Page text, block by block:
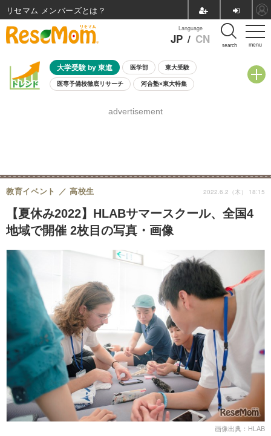
menu
Language
JP / CN search
大学受験 by 東進 医学部 東大受験
医専予備校徹底リサーチ 河合塾×東大特集
8月開催学校説明会・相談会
advertisement
【夏休み2022】HLABサマースクール、全国4
地域で開催 2枚目の写真・画像
教育イベント 高校生 2022.6.2（木） 18:15
画像出典：HLAB
リセマム メンバーズ